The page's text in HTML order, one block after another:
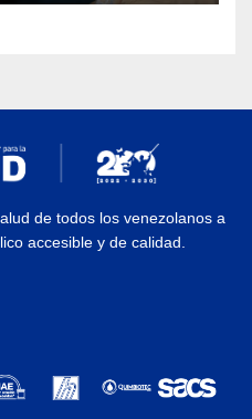
de todos los venezolanos a
accesible y de calidad.